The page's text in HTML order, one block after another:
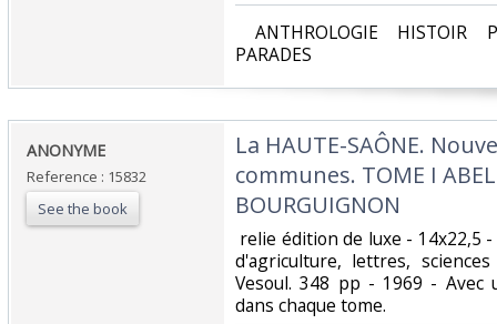
ANTHROLOGIE HISTOIR
PARADES‎
‎ANONYME‎
Reference : 15832
See the book
‎La HAUTE-SAÔNE.
communes. TOME I
BOURGUIGNON ‎
relie édition de luxe - 14x22,5
d'agriculture, lettres,
Vesoul. 348 pp - 1969 - Avec
dans chaque tome. ‎